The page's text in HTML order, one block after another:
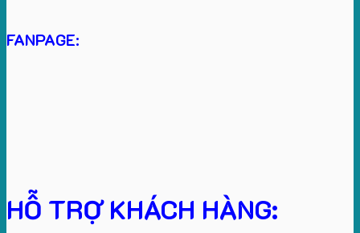
FANPAGE:
HỖ TRỢ KHÁCH HÀNG: